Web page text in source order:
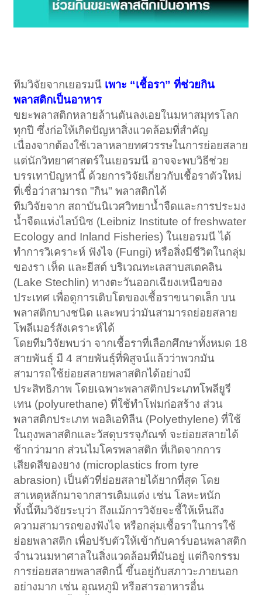
ทีมวิจัยจากเยอรมนี เพาะ “เชื้อรา” ที่ช่วยกิน
พลาสติกเป็นอาหาร
ขยะพลาสติกหลายล้านตันลงเอยในมหาสมุทรโลก
ทุกปี ซึ่งก่อให้เกิดปัญหาสิ่งแวดล้อมที่สำคัญ
เนื่องจากต้องใช้เวลาหลายทศวรรษในการย่อยสลาย
แต่นักวิทยาศาสตร์ในเยอรมนี อาจจะพบวิธีช่วย
บรรเทาปัญหานี้ ด้วยการวิจัยเกี่ยวกับเชื้อราตัวใหม่
ที่เชื่อว่าสามารถ "กิน" พลาสติกได้
ทีมวิจัยจาก สถาบันนิเวศวิทยาน้ำจืดและการประมง
น้ำจืดแห่งไลบ์นิซ (Leibniz Institute of freshwater
Ecology and Inland Fisheries) ในเยอรมนี ได้
ทำการวิเคราะห์ ฟังไจ (Fungi) หรือสิ่งมีชีวิตในกลุ่ม
ของรา เห็ด และยีสต์ บริเวณทะเลสาบสเตคลิน
(Lake Stechlin) ทางตะวันออกเฉียงเหนือของ
ประเทศ เพื่อดูการเติบโตของเชื้อราขนาดเล็ก บน
พลาสติกบางชนิด และพบว่ามันสามารถย่อยสลาย
โพลีเมอร์สังเคราะห์ได้
โดยทีมวิจัยพบว่า จากเชื้อราที่เลือกศึกษาทั้งหมด 18
สายพันธุ์ มี 4 สายพันธุ์ที่พิสูจน์แล้วว่าพวกมัน
สามารถใช้ย่อยสลายพลาสติกได้อย่างมี
ประสิทธิภาพ โดยเฉพาะพลาสติกประเภทโพลียูรี
เทน (polyurethane) ที่ใช้ทำโฟมก่อสร้าง ส่วน
พลาสติกประเภท พอลิเอทิลีน (Polyethylene) ที่ใช้
ในถุงพลาสติกและวัสดุบรรจุภัณฑ์ จะย่อยสลายได้
ช้ากว่ามาก ส่วนไมโครพลาสติก ที่เกิดจากการ
เสียดสีของยาง (microplastics from tyre
abrasion) เป็นตัวที่ย่อยสลายได้ยากที่สุด โดย
สาเหตุหลักมาจากสารเติมแต่ง เช่น โลหะหนัก
ทั้งนี้ทีมวิจัยระบุว่า ถึงแม้การวิจัยจะชี้ให้เห็นถึง
ความสามารถของฟังไจ หรือกลุ่มเชื้อราในการใช้
ย่อยพลาสติก เพื่อปรับตัวให้เข้ากับคาร์บอนพลาสติก
จำนวนมหาศาลในสิ่งแวดล้อมที่มันอยู่ แต่กิจกรรม
การย่อยสลายพลาสติกนี้ ขึ้นอยู่กับสภาวะภายนอก
อย่างมาก เช่น อุณหภูมิ หรือสารอาหารอื่น